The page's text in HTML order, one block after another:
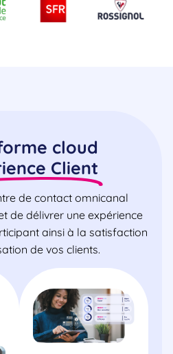
cloud
Client
de contact omnicanal
de délivrer une expérience
ainsi à la satisfaction
de vos clients.